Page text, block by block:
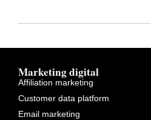
Marketing digital
Affiliation marketing
Customer data platform
Email marketing